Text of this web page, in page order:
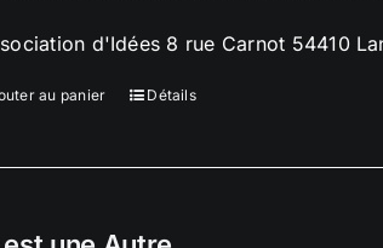
d'Idées 8 rue Carnot 54410
au panier Détails